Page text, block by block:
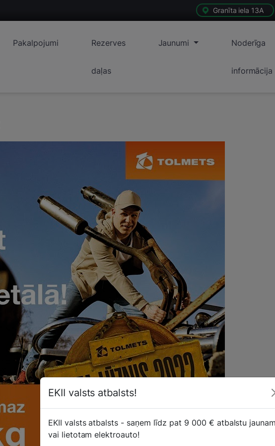
Granīta iela 13A
Pakalpojumi Rezerves
daļas
Jaunumi Noderīga
informācija
EKII valsts atbalsts!
EKII valsts atbalsts - saņem līdz pat 9 000 € atbalstu
vai lietotam elektroauto!